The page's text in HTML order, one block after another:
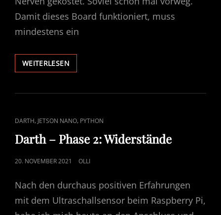
Damit dieses Board funktioniert, muss
mindestens ein
WEITERLESENC3PO
–
MOTORSTEUERUNG
MAKER
DRIVE
CAT
LINKS
DARTH, JETSON NANO, PYTHON
Darth – Phase 2: Widerstände
POSTED
20. NOVEMBER 2021 OLLI
Nach den durchaus positiven Erfahrungen
mit dem Ultraschallsensor beim Raspberry Pi,